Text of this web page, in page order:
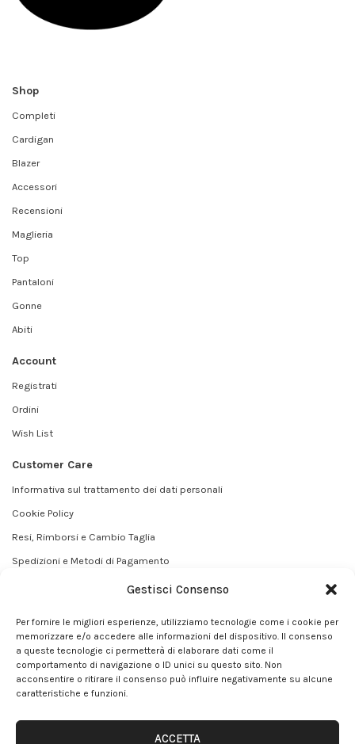
Gestisci Consenso
Per fornire le migliori esperienze, utilizziamo tecnologie come i cookie per
memorizzare e/o accedere alle informazioni del dispositivo. Il consenso
a queste tecnologie ci permetterà di elaborare dati come il
comportamento di navigazione o ID unici su questo sito. Non
acconsentire o ritirare il consenso può influire negativamente su alcune
caratteristiche e funzioni.
ACCETTA
Shop
Completi
Cardigan
Blazer
Accessori
Recensioni
Maglieria
Top
Pantaloni
Gonne
Abiti
Account
Registrati
Ordini
Wish List
Customer Care
Informativa sul trattamento dei dati personali
Cookie Policy
Resi, Rimborsi e Cambio Taglia
Spedizioni e Metodi di Pagamento
Effettua un reso
Italiano